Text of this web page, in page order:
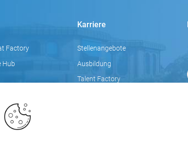
Factory
Hub
Karriere
Stellenangebote
Ausbildung
Talent Factory